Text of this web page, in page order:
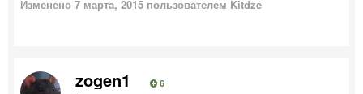
Изменено 7 марта, 2015 пользователем Kitdze
zogen1 6